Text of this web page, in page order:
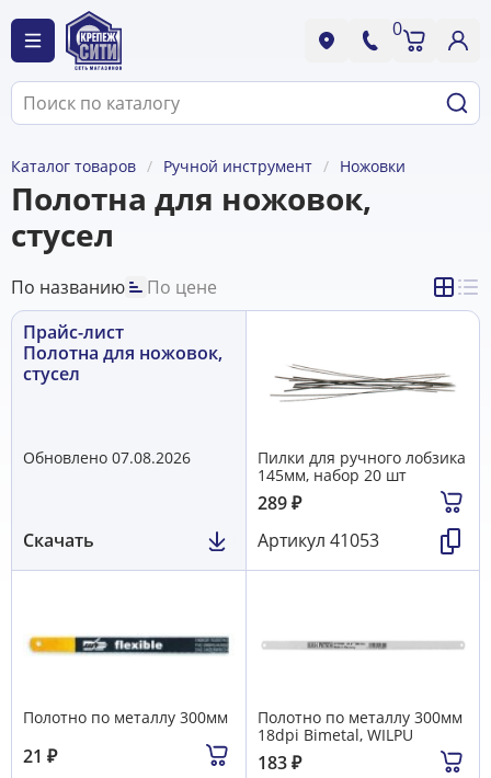
0
Каталог товаров Ручной инструмент Ножовки
Полотна для ножовок,
стусел
По названию
По цене
Прайс-лист
Полотна для ножовок,
стусел
Обновлено 07.08.2026
Скачать
Пилки для ручного лобзика
145мм, набор 20 шт
289₽
Артикул 41053
Полотно по металлу 300мм
21 ₽
Полотно по металлу 300мм
18dpi Bimetal, WILPU
183₽